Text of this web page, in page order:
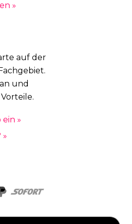
»
auf der
und
»
»